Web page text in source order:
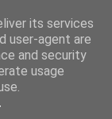
its services
user-agent are
and security
usage